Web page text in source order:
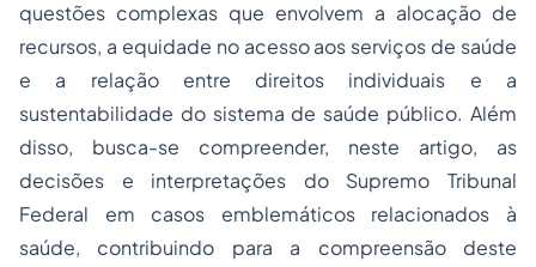
questões complexas que envolvem a alocação de
recursos, a equidade no acesso aos serviços de saúde
e a relação entre direitos individuais e a
sustentabilidade do sistema de saúde público. Além
disso, busca-se compreender, neste artigo, as
decisões e interpretações do Supremo Tribunal
Federal em casos emblemáticos relacionados à
saúde, contribuindo para a compreensão deste